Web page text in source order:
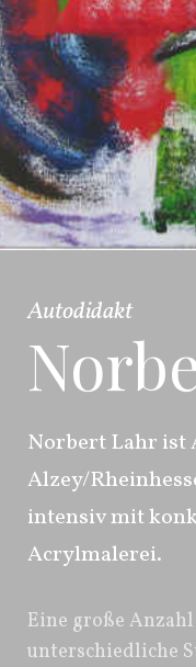
Autodidakt
Norbert Lahr ist
Alzey/
intensiv mit
Acrylmalerei.
Eine große
unterschiedliche